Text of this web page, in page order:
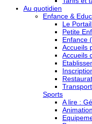
Au quotidien
Enfance &
Le
Petite
Enfance
Accueils
Accueils
Sports
A lire :